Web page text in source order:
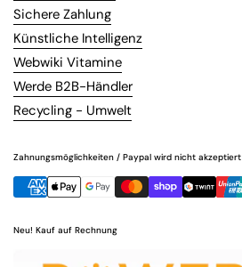
Sichere Zahlung
Künstliche Intelligenz
Webwiki Vitamine
Werde B2B-Händler
Recycling - Umwelt
Zahnungsmöglichkeiten / Paypal wird nicht akzeptiert
Neu! Kauf auf Rechnung